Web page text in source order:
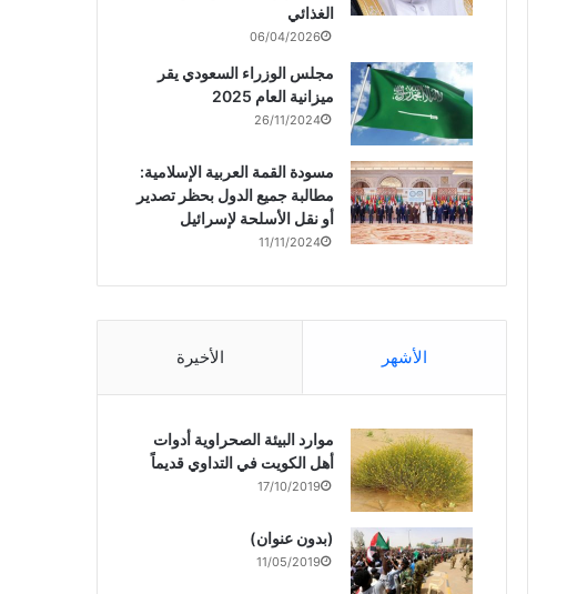
الغذائي
06/04/2026
مجلس الوزراء السعودي يقر
ميزانية العام 2025
26/11/2024
مسودة القمة العربية الإسلامية:
مطالبة جميع الدول بحظر تصدير
أو نقل الأسلحة لإسرائيل
11/11/2024
الأشهر الأخيرة
موارد البيئة الصحراوية أدوات
أهل الكويت في التداوي قديماً
17/10/2019
(بدون عنوان)
11/05/2019